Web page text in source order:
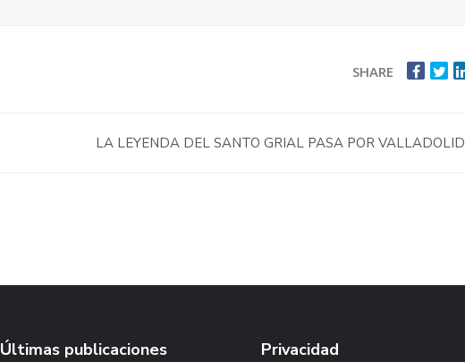
SHARE
LA LEYENDA DEL SANTO GRIAL PASA POR VALLADOLID
Últimas publicaciones Privacidad